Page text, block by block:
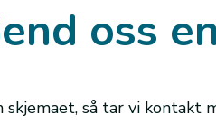
oss
skjemaet, så tar vi kontakt